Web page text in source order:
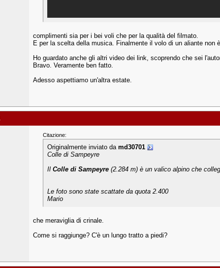
complimenti sia per i bei voli che per la qualità del filmato.
E per la scelta della musica. Finalmente il volo di un aliante non
Ho guardato anche gli altri video dei link, scoprendo che sei
Bravo. Veramente ben fatto.
Adesso aspettiamo un'altra estate.
Citazione:
Originalmente inviato da md30701
Colle di Sampeyre
Il Colle di Sampeyre (2.284 m) è un valico alpino che
Le foto sono state scattate da quota 2.400
Mario
che meraviglia di crinale.
Come si raggiunge? C'è un lungo tratto a piedi?